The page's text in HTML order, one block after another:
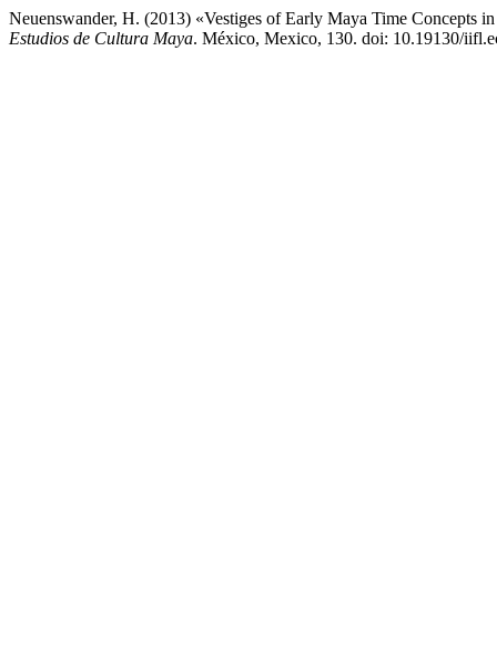
Neuenswander, H. (2013) «Vestiges of Early Maya Time
Estudios de Cultura Maya. México, Mexico, 130. doi: 10.19130/